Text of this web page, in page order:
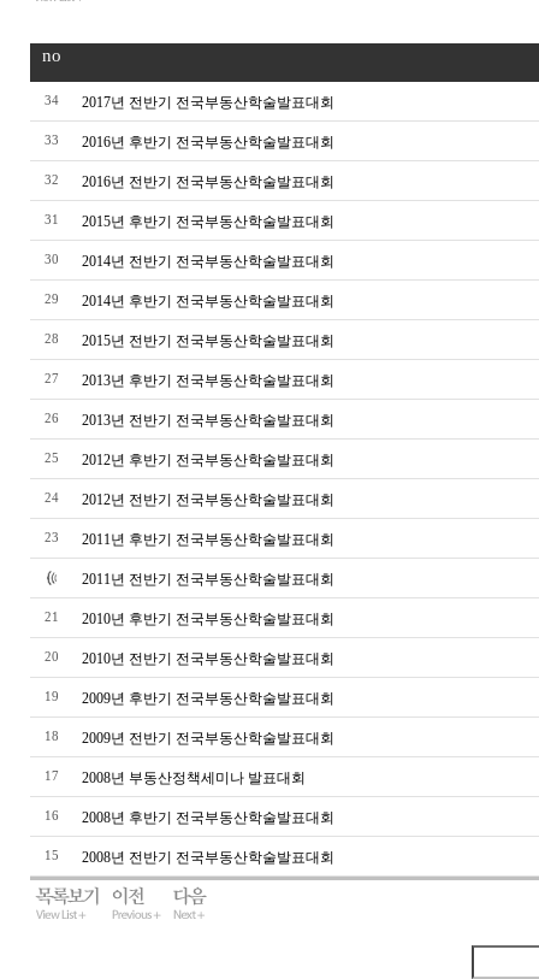
no
34 2017년 전반기 전국부동산학술발표대회
33 2016년 후반기 전국부동산학술발표대회
32 2016년 전반기 전국부동산학술발표대회
31 2015년 후반기 전국부동산학술발표대회
30 2014년 전반기 전국부동산학술발표대회
29 2014년 후반기 전국부동산학술발표대회
28 2015년 전반기 전국부동산학술발표대회
27 2013년 후반기 전국부동산학술발표대회
26 2013년 전반기 전국부동산학술발표대회
25 2012년 후반기 전국부동산학술발표대회
24 2012년 전반기 전국부동산학술발표대회
23 2011년 후반기 전국부동산학술발표대회
2011년 전반기 전국부동산학술발표대회
21 2010년 후반기 전국부동산학술발표대회
20 2010년 전반기 전국부동산학술발표대회
19 2009년 후반기 전국부동산학술발표대회
18 2009년 전반기 전국부동산학술발표대회
17 2008년 부동산정책세미나 발표대회
16 2008년 후반기 전국부동산학술발표대회
15 2008년 전반기 전국부동산학술발표대회